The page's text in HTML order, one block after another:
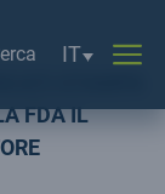
Selezione
IT
FDA IL